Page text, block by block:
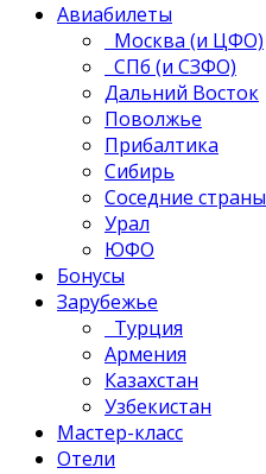
Авиабилеты
Москва (и ЦФО)
СПб (и СЗФО)
Дальний Восток
Поволжье
Прибалтика
Сибирь
Соседние страны
Урал
ЮФО
Бонусы
Зарубежье
Турция
Армения
Казахстан
Узбекистан
Мастер-класс
Отели